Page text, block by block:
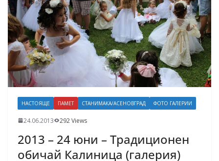
НАСТОЯЩЕ ПАМЕТ СТАНИМАКА/АСЕНОВГРАД ФОТО ГАЛЕРИИ
24.06.2013 292 Views
2013 – 24 юни – Традиционен
обичай Калиница (галерия)